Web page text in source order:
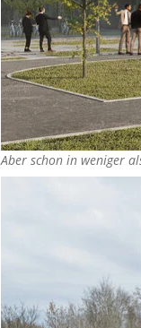
Aber schon in weniger